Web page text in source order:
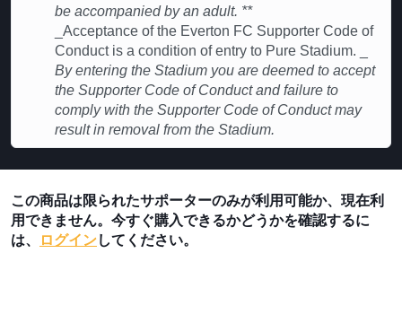
be accompanied by an adult. **
_Acceptance of the Everton FC Supporter Code of
Conduct is a condition of entry to Pure Stadium. _
By entering the Stadium you are deemed to accept
the Supporter Code of Conduct and failure to
comply with the Supporter Code of Conduct may
result in removal from the Stadium.
この商品は限られたサポーターのみが利用可能か、現在利
用できません。今すぐ購入できるかどうかを確認するに
は、
ログインしてください。